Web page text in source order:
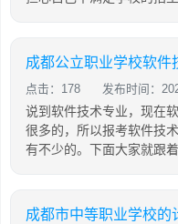
成都公立职业学校软件
点击：178 发布时间：
说到软件技术专业，现在
很多的，所以报考软件技
有不少的。下面大家就跟着